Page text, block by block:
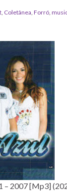
, Coletânea, Forró,
– 2007 [Mp3]